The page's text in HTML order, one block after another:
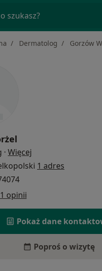
szukasz?
Dermatolog Gorzów
· Więcej
1 adres
opinii
Pokaż dane
Poproś o wizytę